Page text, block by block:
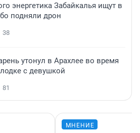
энергетика Забайкалья ищут в
подняли дрон
38
утонул в Арахлее во время
с девушкой
81
МНЕНИЕ